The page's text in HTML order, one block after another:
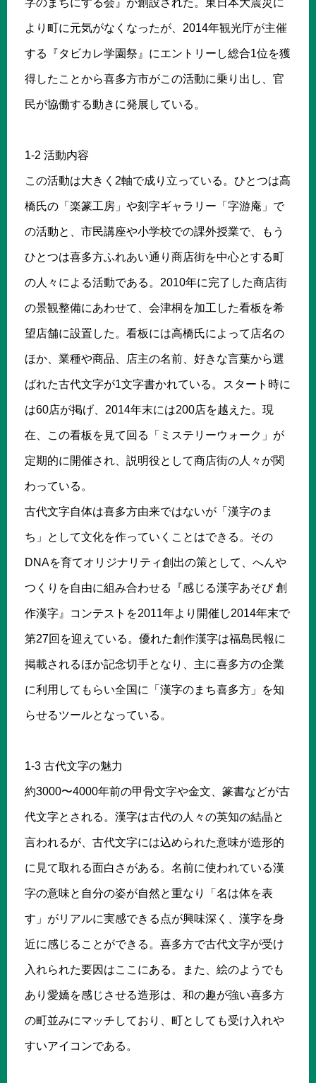
字のまちにする会』が創設された。東日本大震災に
より町に元気がなくなったが、2014年観光庁が主催
する『タビカレ学園祭』にエントリーし総合1位を獲
得したことから喜多方市がこの活動に乗り出し、官
民が協働する動きに発展している。
1-2 活動内容
この活動は大きく2軸で成り立っている。ひとつは高
橋氏の「楽篆工房」や刻字ギャラリー「字游庵」で
の活動と、市民講座や小学校での課外授業で、もう
ひとつは喜多方ふれあい通り商店街を中心とする町
の人々による活動である。2010年に完了した商店街
の景観整備にあわせて、会津桐を加工した看板を希
望店舗に設置した。看板には高橋氏によって店名の
ほか、業種や商品、店主の名前、好きな言葉から選
ばれた古代文字が1文字書かれている。スタート時に
は60店が掲げ、2014年末には200店を越えた。現
在、この看板を見て回る「ミステリーウォーク」が
定期的に開催され、説明役として商店街の人々が関
わっている。
古代文字自体は喜多方由来ではないが「漢字のま
ち」として文化を作っていくことはできる。その
DNAを育てオリジナリティ創出の策として、へんや
つくりを自由に組み合わせる『感じる漢字あそび 創
作漢字』コンテストを2011年より開催し2014年末で
第27回を迎えている。優れた創作漢字は福島民報に
掲載されるほか記念切手となり、主に喜多方の企業
に利用してもらい全国に「漢字のまち喜多方」を知
らせるツールとなっている。
1-3 古代文字の魅力
約3000〜4000年前の甲骨文字や金文、篆書などが古
代文字とされる。漢字は古代の人々の英知の結晶と
言われるが、古代文字には込められた意味が造形的
に見て取れる面白さがある。名前に使われている漢
字の意味と自分の姿が自然と重なり「名は体を表
す」がリアルに実感できる点が興味深く、漢字を身
近に感じることができる。喜多方で古代文字が受け
入れられた要因はここにある。また、絵のようでも
あり愛嬌を感じさせる造形は、和の趣が強い喜多方
の町並みにマッチしており、町としても受け入れや
すいアイコンである。